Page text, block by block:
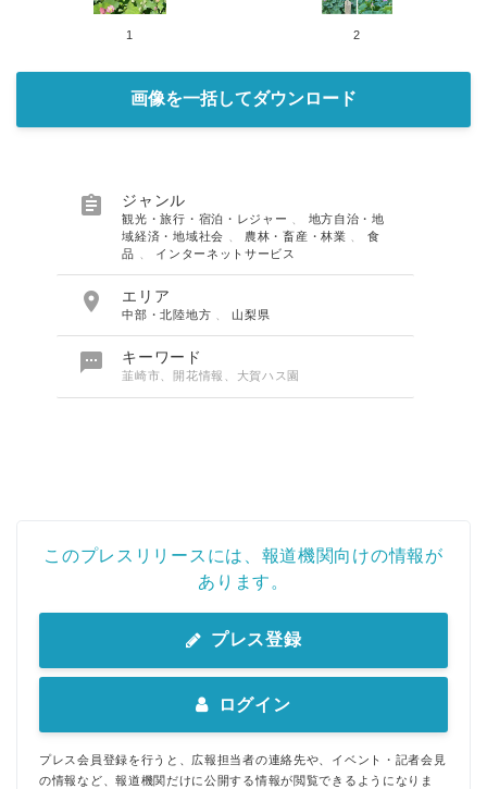
1 2
画像を一括してダウンロード
 ジャンル
観光・旅行・宿泊・レジャー
地方自治・地
域経済・地域社会
農林・畜産・林業
食
品
インターネットサービス
 エリア
中部・北陸地方 山梨県
 キーワード
韮崎市、開花情報、大賀ハス園
このプレスリリースには、報道機関向けの情報が
あります。
プレス登録
ログイン
プレス会員登録を行うと、広報担当者の連絡先や、イベント・記者会見
の情報など、報道機関だけに公開する情報が閲覧できるようになりま